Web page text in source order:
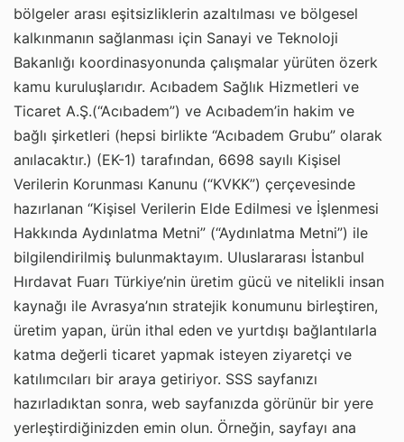
bölgeler arası eşitsizliklerin azaltılması ve bölgesel
kalkınmanın sağlanması için Sanayi ve Teknoloji
Bakanlığı koordinasyonunda çalışmalar yürüten özerk
kamu kuruluşlarıdır. Acıbadem Sağlık Hizmetleri ve
Ticaret A.Ş.(“Acıbadem”) ve Acıbadem’in hakim ve
bağlı şirketleri (hepsi birlikte “Acıbadem Grubu” olarak
anılacaktır.) (EK-1) tarafından, 6698 sayılı Kişisel
Verilerin Korunması Kanunu (“KVKK”) çerçevesinde
hazırlanan “Kişisel Verilerin Elde Edilmesi ve İşlenmesi
Hakkında Aydınlatma Metni” (“Aydınlatma Metni”) ile
bilgilendirilmiş bulunmaktayım. Uluslararası İstanbul
Hırdavat Fuarı Türkiye’nin üretim gücü ve nitelikli insan
kaynağı ile Avrasya’nın stratejik konumunu birleştiren,
üretim yapan, ürün ithal eden ve yurtdışı bağlantılarla
katma değerli ticaret yapmak isteyen ziyaretçi ve
katılımcıları bir araya getiriyor. SSS sayfanızı
hazırladıktan sonra, web sayfanızda görünür bir yere
yerleştirdiğinizden emin olun. Örneğin, sayfayı ana